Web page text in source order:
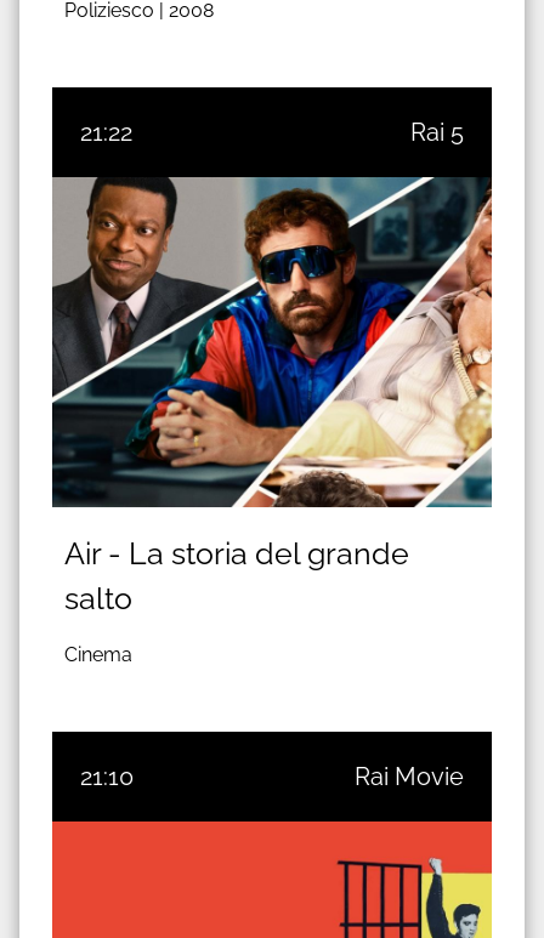
Poliziesco | 2008
21:22 Rai 5
Air - La storia del grande
salto
Cinema
21:10 Rai Movie